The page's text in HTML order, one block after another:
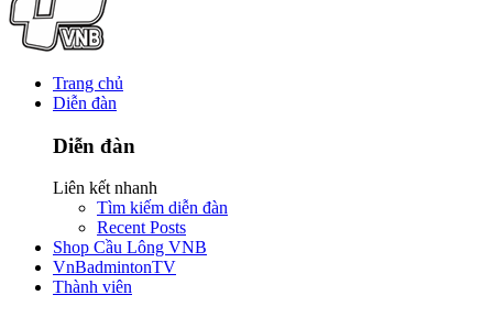
Trang chủ
Diễn đàn
Diễn đàn
Liên kết nhanh
Tìm kiếm diễn đàn
Recent Posts
Shop Cầu Lông VNB
VnBadmintonTV
Thành viên